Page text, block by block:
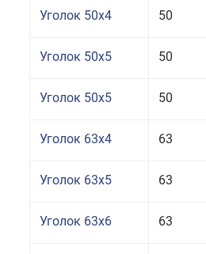
Уголок 50x4 50
Уголок 50x5 50
Уголок 50x5 50
Уголок 63x4 63
Уголок 63x5 63
Уголок 63x6 63